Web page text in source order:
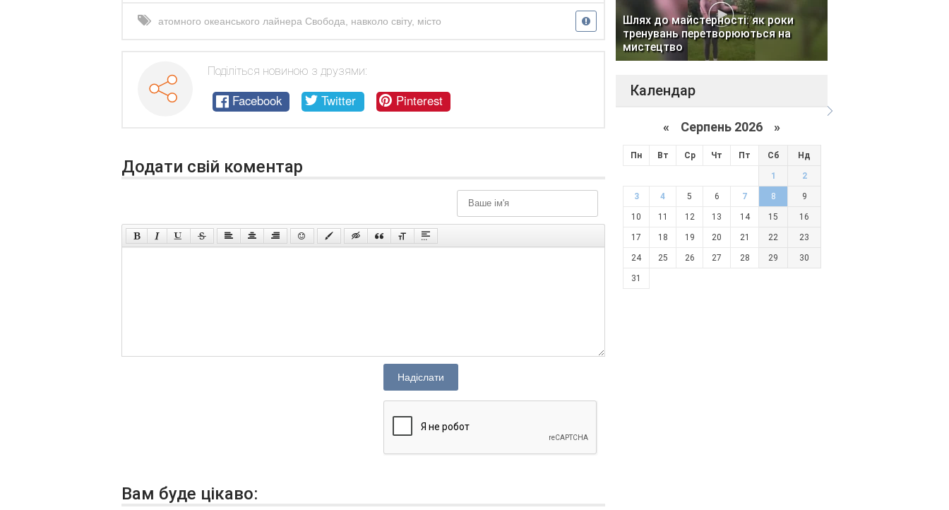
атомного океанського лайнера Свобода навколо світу, місто
Поділіться новиною з друзями:
Facebook Twitter Pinterest
Додати свій коментар
Надіслати
Вам буде цікаво:
Шлях до майстерності: як роки
тренувань перетворюються на
мистецтво
Календар
« Серпень 2026 »
Пн Вт Ср Чт Пт Сб Нд
1 2
3 4 5 6 7 8 9
10 11 12 13 14 15 16
17 18 19 20 21 22 23
24 25 26 27 28 29 30
31